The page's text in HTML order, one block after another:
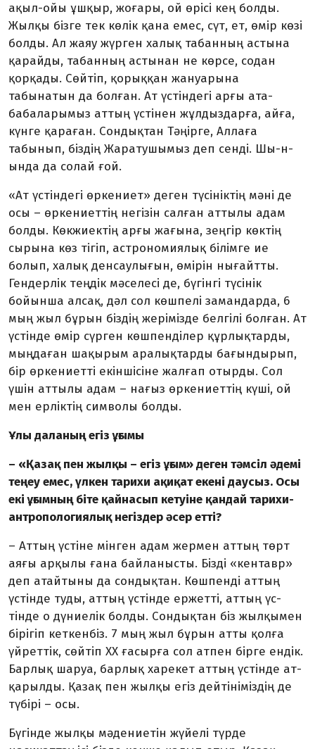
ақыл-ойы ұшқыр, жоғары, ой өрісі кең болды.
Жылқы бізге тек көлік қана емес, сүт, ет, өмір көзі
бол­ды. Ал жаяу жүрген халық табан­ның астына
қарайды, табанның астынан не көрсе, содан
қорқа­ды. Сөйтіп, қорыққан жануары­на
табынатын да болған. Ат үс­тіндегі арғы ата-
бабаларымыз аттың үстінен жұлдыздарға, айға,
күнге қараған. Сондықтан Тәңірге, Аллаға
табынып, біздің Жаратушымыз деп сенді. Шы-н­
ында да солай ғой.
«Ат үстіндегі өркениет» деген түсініктің мәні де
осы – өрке­ниеттің негізін салған аттылы адам
болды. Көкжиектің арғы жағына, зеңгір көктің
сырына көз тігіп, астрономиялық білімге ие
болып, халық денсаулығын, өмірін нығайтты.
Гендерлік тең­дік мәселесі де, бүгінгі түсінік
бойынша алсақ, дәл сол көшпелі замандарда, 6
мың жыл бұрын біздің жерімізде белгілі болған. Ат
үстінде өмір сүрген көшпен­ді­лер құрлықтарды,
мыңдаған шақырым аралықтарды бағын­дырып,
бір өркениетті екінші­сіне жалғап отырды. Сол
үшін аттылы адам – нағыз өркениеттің күші, ой
мен ерліктің символы болды.
Ұлы даланың егіз ұғымы
– «Қазақ пен жылқы – егіз ұғым» деген тәмсіл әдемі
теңеу емес, үлкен тарихи ақиқат екені даусыз. Осы
екі ұғымның біте қай­насып кетуіне қандай тарихи-
антро­пологиялық негіздер әсер етті?
– Аттың үстіне мінген адам жермен аттың төрт
аяғы арқылы ғана байланысты. Бізді «кентавр»
деп атайтыны да сондықтан. Көш­пенді аттың
үстінде туды, ат­тың үстінде ержетті, аттың үс­
тінде о дүниелік болды. Сондық­тан біз жылқымен
бірігіп кет­кенбіз. 7 мың жыл бұрын атты қолға
үйреттік, сөйт­іп ХХ ғасырға сол атпен бірге ендік.
Барлық шаруа, бар­лық харекет аттың үстінде ат­
қарылды. Қазақ пен жылқы егіз дейтініміздің де
түбірі – осы.
Бүгінде жылқы мәдениетін жүйелі түрде